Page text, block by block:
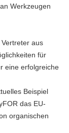
Werkzeugen
aus
für
eine erfolgreiche
Beispiel
das EU-
organischen